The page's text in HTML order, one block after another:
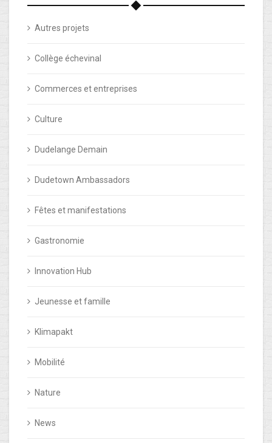
Autres projets
Collège échevinal
Commerces et entreprises
Culture
Dudelange Demain
Dudetown Ambassadors
Fêtes et manifestations
Gastronomie
Innovation Hub
Jeunesse et famille
Klimapakt
Mobilité
Nature
News